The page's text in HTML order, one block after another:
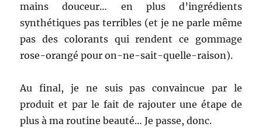
mains douceur… en plus d’ingrédients
synthétiques pas terribles (et je ne parle même
pas des colorants qui rendent ce gommage
rose-orangé pour on-ne-sait-quelle-raison).
Au final, je ne suis pas convaincue par le
produit et par le fait de rajouter une étape de
plus à ma routine beauté… Je passe, donc.